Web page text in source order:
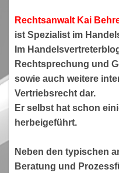
Rechtsanwalt Kai
ist Spezialist im
Im
Rechtsprechung und
sowie auch weitere
Vertriebsrecht dar.
Er selbst hat schon
herbeigeführt.
Neben den typischen
Beratung und